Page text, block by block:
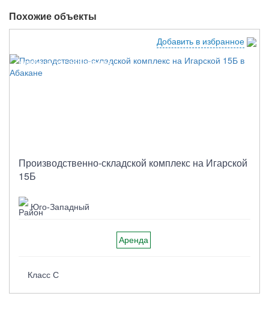
Похожие объекты
Добавить в избранное
Удобное расположение
Производственно-складской комплекс на Игарской
15Б
Юго-Западный
Аренда
Класс C